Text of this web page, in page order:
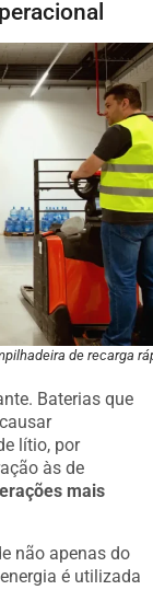
de recarga
Baterias que
lítio, por
às de
mais
não apenas do
é utilizada